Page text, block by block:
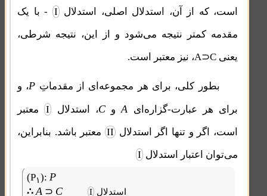
است، که از آن، استدلال اصلی، استدلالI
- با یک
مقدمه کمتر نتیجه می‌شود و از این، نتیجه شرطی،
یعنی A⊃C، نیز معتبر است.
بطور کلی، برای هر مجموعه‌ای از مقدماتِ P، و
برای هر عبارت-گزاره‌ای AوC، استدلال Iمعتبر
است، اگر و تنها اگر استدلال II معتبر باشد. بنابراین،
می‌توان اعتبار استدلال I
(P۱ ): P
∴ A ⊃ C استدلال I